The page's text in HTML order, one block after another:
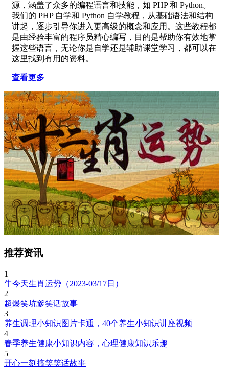
源，涵盖了众多的编程语言和技能，如 PHP 和 Python。
我们的 PHP 自学和 Python 自学教程，从基础语法和结构
讲起，逐步引导你进入更高级的概念和应用。这些教程都
是由经验丰富的程序员精心编写，目的是帮助你有效地掌
握这些语言，无论你是自学还是辅助课堂学习，都可以在
这里找到有用的资料。
查看更多
推荐资讯
1
牛今天生肖运势（2023-03/17日）
2
超爆笑坑爹笑话故事
3
养生调理小知识图片卡通，40个养生小知识讲座视频
4
春季养生健康小知识内容，心理健康知识乐趣
5
开心一刻搞笑笑话故事